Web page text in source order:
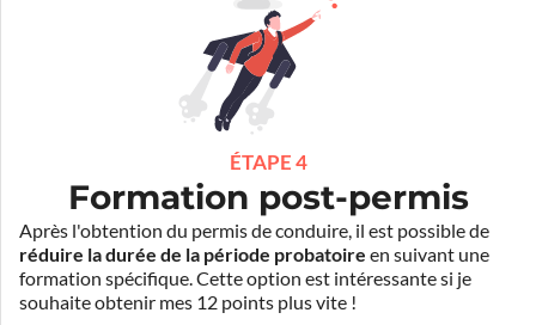
ÉTAPE 4
Formation post-permis
Après l'obtention du permis de conduire, il est possible de
réduire la durée de la période probatoire en suivant une
formation spécifique. Cette option est intéressante si je
souhaite obtenir mes 12 points plus vite !